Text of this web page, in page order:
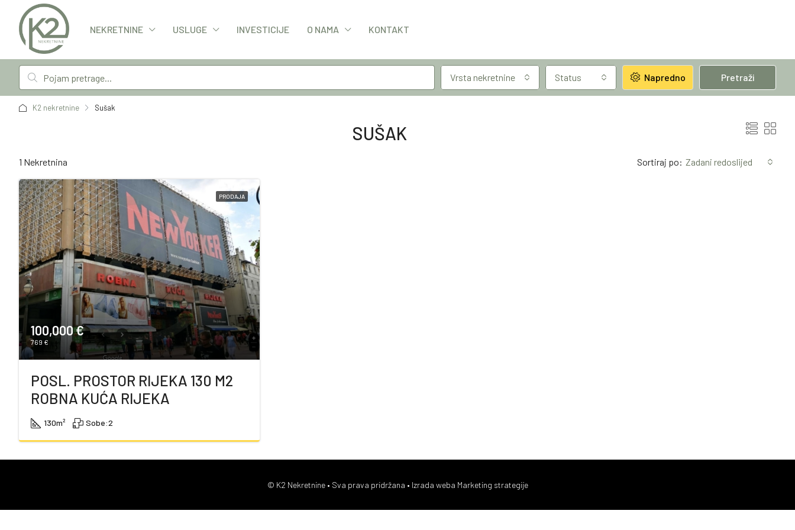
NEKRETNINE USLUGE INVESTICIJE O NAMA KONTAKT
Vrsta nekretnine Status Napredno Pretraži
K2 nekretnine Sušak
SUŠAK
1 Nekretnina Sortiraj po: Zadani redoslijed
PRODAJA
100,000 €
769 €
POSL. PROSTOR RIJEKA 130 M2
ROBNA KUĆA RIJEKA
130m² Sobe:2
© K2 Nekretnine • Sva prava pridržana • Izrada weba Marketing strategije